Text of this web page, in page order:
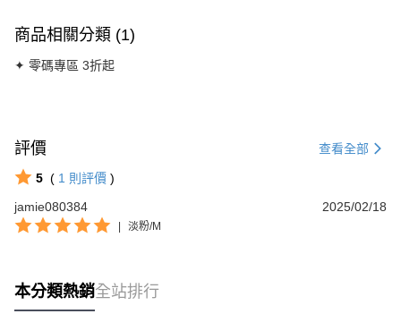
商品相關分類 (1)
✦ 零碼專區 3折起
評價 查看全部
5 ( 1 則評價 )
jamie080384
2025/02/18
淡粉/M
本分類熱銷全站排行